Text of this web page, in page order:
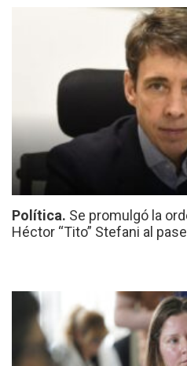
Política. Se promulgó la
Héctor “Tito” Stefani al